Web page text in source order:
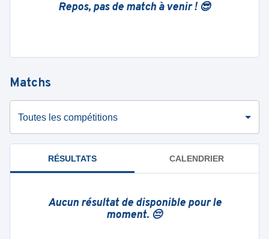
Repos, pas de match à venir ! 😎
Matchs
Toutes les compétitions
RÉSULTATS CALENDRIER
Aucun résultat de disponible pour le
moment. 😔